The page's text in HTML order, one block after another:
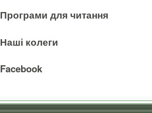
Програми для читання
Наші колеги
Facebook